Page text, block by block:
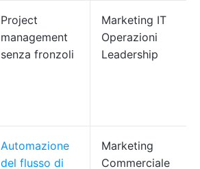
Project
management
senza fronzoli
Marketing IT
Operazioni
Leadership
Automazione
del flusso di
Marketing
Commerciale